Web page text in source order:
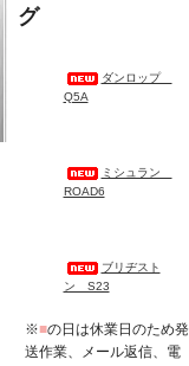
ダンロップ
Q5A
ミシュラン
ROAD6
ブリヂスト
ン S23
※■の日は休業日のため発
送作業、メール返信、電